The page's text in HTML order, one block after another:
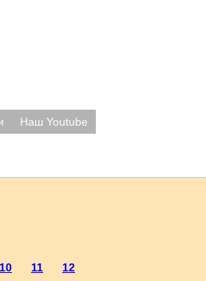
Наш Youtube
10 11
12